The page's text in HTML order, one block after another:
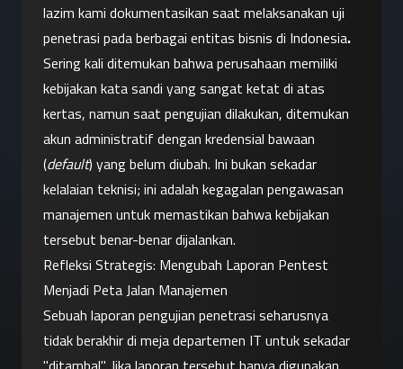
lazim kami dokumentasikan saat melaksanakan uji
penetrasi pada berbagai entitas bisnis di Indonesia.
Sering kali ditemukan bahwa perusahaan memiliki
kebijakan kata sandi yang sangat ketat di atas
kertas, namun saat pengujian dilakukan, ditemukan
akun administratif dengan kredensial bawaan
(default) yang belum diubah. Ini bukan sekadar
kelalaian teknisi; ini adalah kegagalan pengawasan
manajemen untuk memastikan bahwa kebijakan
tersebut benar-benar dijalankan.
Refleksi Strategis: Mengubah Laporan Pentest
Menjadi Peta Jalan Manajemen
Sebuah laporan pengujian penetrasi seharusnya
tidak berakhir di meja departemen IT untuk sekadar